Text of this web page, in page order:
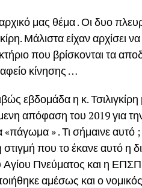
μας θέμα . Οι δυο
Μάλιστα είχαν αρχίσει
που βρίσκονται τα
κίνησης …
εβδομάδα η κ.
απόφαση του 2019 για
«πάγωμα » . Τι σήμαινε
που το έκανε αυτό η
Αγίου Πνεύματος και η
αμέσως και ο